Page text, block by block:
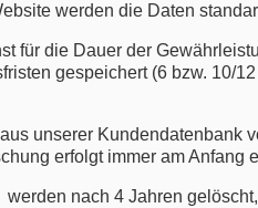
werden die Daten
für die Dauer der
gespeichert (6 bzw. 10/
unserer Kundendatenbank
erfolgt immer am Anfang
nach 4 Jahren